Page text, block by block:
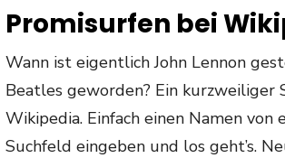
Promisurfen bei
Wann ist eigentlich John Lennon
Beatles geworden? Ein kurzweiliger
Wikipedia. Einfach einen Namen von
Suchfeld eingeben und los geht’s.